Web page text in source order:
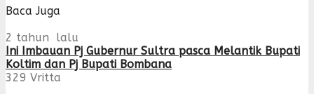
Baca Juga
2 tahun lalu
Ini Imbauan Pj Gubernur Sultra pasca Melantik Bupati
Koltim dan Pj Bupati Bombana
329 Vritta